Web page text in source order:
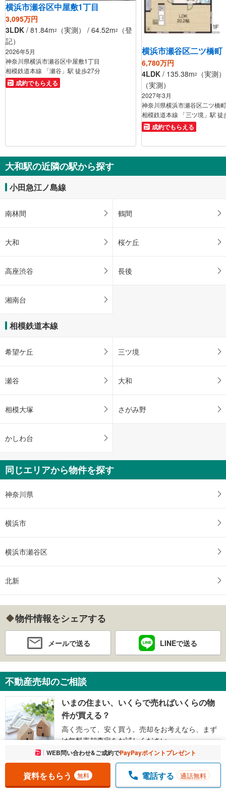
横浜市瀬谷区中屋敷1丁目
3,095万円
3LDK / 81.84m2 （実測） / 64.52m2
（登
記）
2026年5月
神奈川県横浜市瀬谷区中屋敷1丁目
相模鉄道本線 「瀬谷」駅 徒歩27分
成約でもらえる
横浜市瀬谷区二ツ橋町
6,780万円
4LDK / 135.38m2
（実測
（実測）
2027年3月
神奈川県横浜市瀬谷区二ツ橋町
相模鉄道本線 「三ツ境」駅 徒
成約でもらえる
大和駅の近隣の駅から探す
小田急江ノ島線
南林間 鶴間
大和 桜ケ丘
高座渋谷 長後
湘南台
相模鉄道本線
希望ケ丘 三ツ境
瀬谷 大和
相模大塚 さがみ野
かしわ台
同じエリアから物件を探す
神奈川県
横浜市
横浜市瀬谷区
北新
物件情報をシェアする
メールで送る LINEで送る
不動産売却のご相談
いまの住まい、いくらで売ればいくらの物
件が買える？
高く売って、安く買う。売却をお考えなら、まず
は無料売却査定をお試しください。
一戸建ての最新相場を見る
売却査定を依頼する（無料）
お気に入りに追加しました。 一覧を開く
WEB問い合わせ&ご成約でPayPayポイントプレゼント
資料をもらう 無料 電話する 通話無料